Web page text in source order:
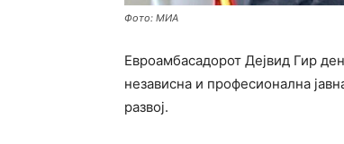
Фото: МИА
Евроамбасадорот Дејвид Гир
независна и професионална
развој.